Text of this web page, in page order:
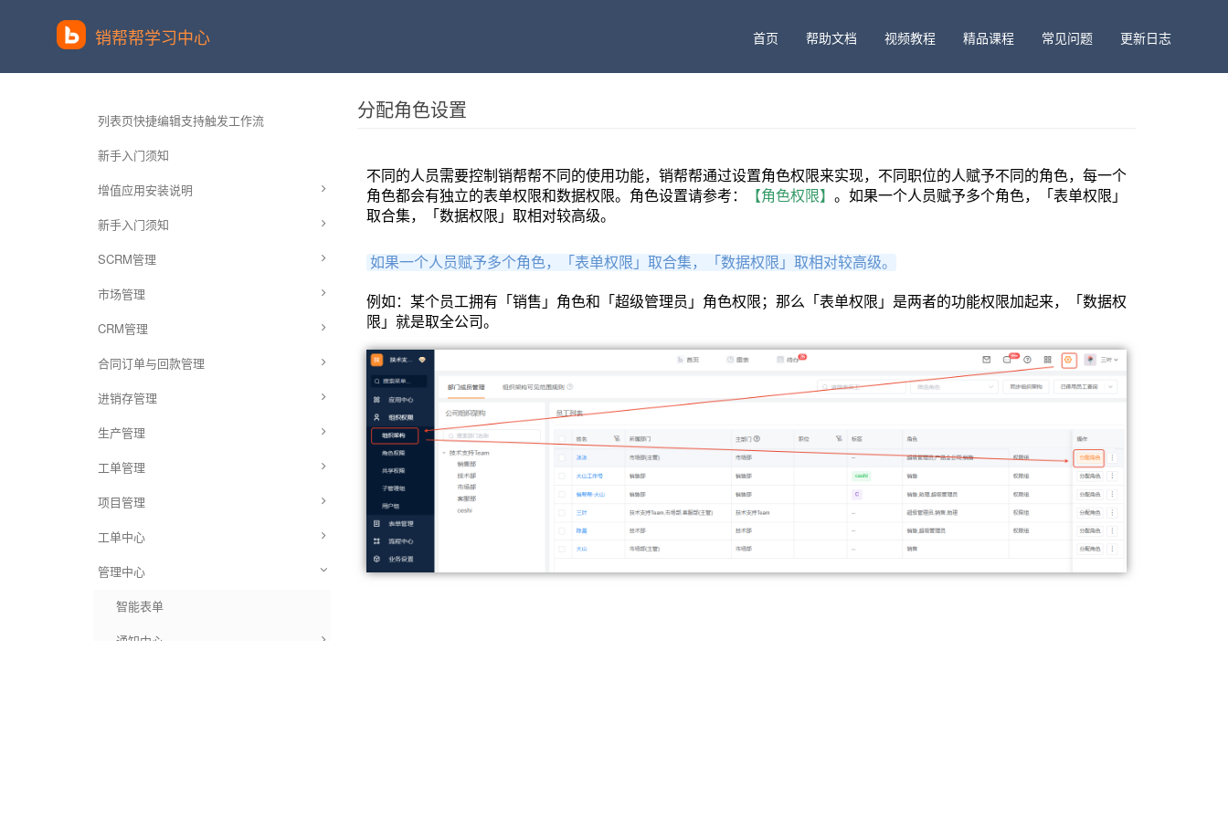
销帮帮学习中心 首页 帮助文档 视频教程 精品课程 常见问题 更新日志
列表页快捷编辑支持触发工作流
新手入门须知
增值应用安装说明
新手入门须知
SCRM管理
市场管理
CRM管理
合同订单与回款管理
进销存管理
生产管理
工单管理
项目管理
工单中心
管理中心
智能表单
通知中心
分配角色设置
不同的人员需要控制销帮帮不同的使用功能，销帮帮通过设置角色权限来实现，不同职位的人赋予不同的角色，每一个
角色都会有独立的表单权限和数据权限。角色设置请参考：
【角色权限】 。如果一个人员赋予多个角色，「表单权限」
取合集，「数据权限」取相对较高级。
如果一个人员赋予多个角色，「表单权限」取合集，「数据权限」取相对较高级。
例如：某个员工拥有「销售」角色和「超级管理员」角色权限；那么「表单权限」是两者的功能权限加起来，「数据权
限」就是取全公司。